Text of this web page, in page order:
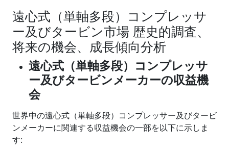
遠心式（単軸多段）コンプレッサ
ー及びタービン市場 歴史的調査、
将来の機会、成長傾向分析
遠心式（単軸多段）コンプレッサ
ー及びタービンメーカーの収益機
会
世界中の遠心式（単軸多段）コンプレッサー及びタービ
ンメーカーに関連する収益機会の一部を以下に示しま
す: